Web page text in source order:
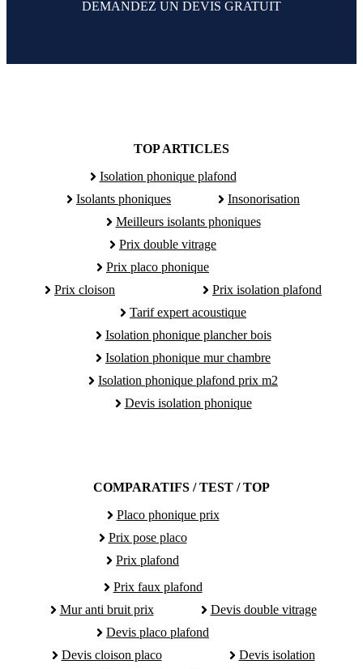
DEMANDEZ UN DEVIS GRATUIT
TOP ARTICLES
Isolation phonique plafond
Isolants phoniques
Insonorisation
Meilleurs isolants phoniques
Prix double vitrage
Prix placo phonique
Prix cloison
Prix isolation plafond
Tarif expert acoustique
Isolation phonique plancher bois
Isolation phonique mur chambre
Isolation phonique plafond prix m2
Devis isolation phonique
COMPARATIFS / TEST / TOP
Placo phonique prix
Prix pose placo
Prix plafond
Prix faux plafond
Mur anti bruit prix
Devis double vitrage
Devis placo plafond
Devis cloison placo
Devis isolation